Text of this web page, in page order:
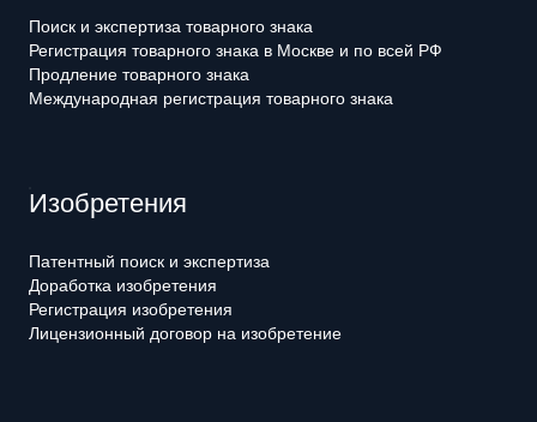
Поиск и экспертиза товарного знака
Регистрация товарного знака в Москве и по всей РФ
Продление товарного знака
Международная регистрация товарного знака
Изобретения
Патентный поиск и экспертиза
Доработка изобретения
Регистрация изобретения
Лицензионный договор на изобретение